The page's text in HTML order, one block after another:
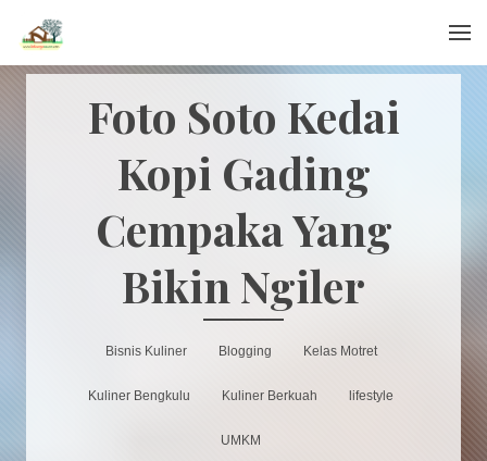
Foto Soto Kedai
Kopi Gading
Cempaka Yang
Bikin Ngiler
Bisnis Kuliner Blogging Kelas Motret
Kuliner Bengkulu Kuliner Berkuah lifestyle
UMKM